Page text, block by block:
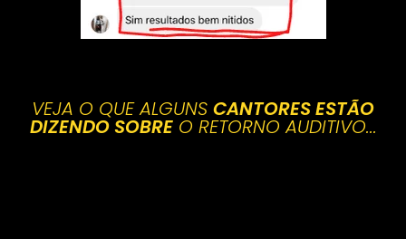
VEJA O QUE ALGUNS CANTORES ESTÃO
DIZENDO SOBREO RETORNO AUDITIVO...